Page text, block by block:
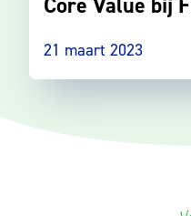
21 maart 2023